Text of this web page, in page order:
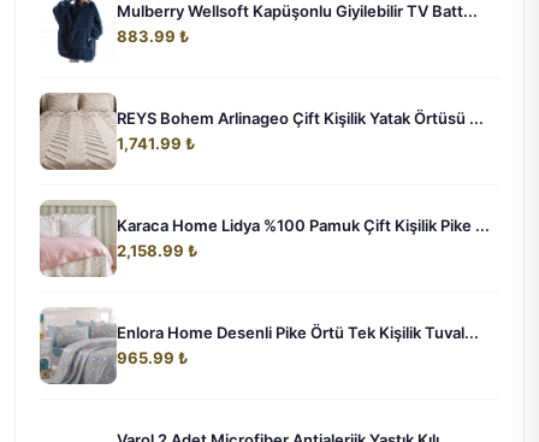
Mulberry Wellsoft Kapüşonlu Giyilebilir TV Batt...
883.99 ₺
REYS Bohem Arlinageo Çift Kişilik Yatak Örtüsü ...
1,741.99 ₺
Karaca Home Lidya %100 Pamuk Çift Kişilik Pike ...
2,158.99 ₺
Enlora Home Desenli Pike Örtü Tek Kişilik Tuval...
965.99 ₺